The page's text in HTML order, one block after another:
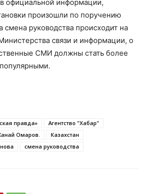
в официальной информации,
произошли по поручению
смена руководства происходит на
связи и информации, о
СМИ должны стать более
правда»
Агентство "Хабар"
Омаров.
Казахстан
смена руководства